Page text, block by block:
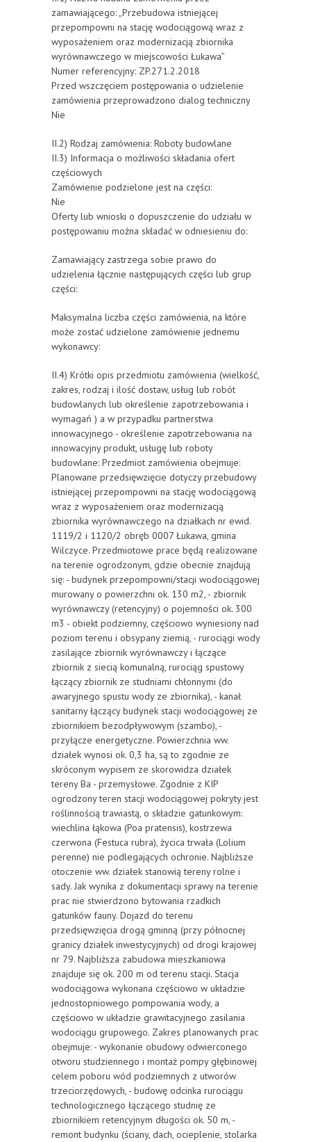
zamawiającego: „Przebudowa istniejącej
przepompowni na stację wodociągową wraz z
wyposażeniem oraz modernizacją zbiornika
wyrównawczego w miejscowości Łukawa”
Numer referencyjny: ZP.271.2.2018
Przed wszczęciem postępowania o udzielenie
zamówienia przeprowadzono dialog techniczny
Nie
II.2) Rodzaj zamówienia: Roboty budowlane
II.3) Informacja o możliwości składania ofert
częściowych
Zamówienie podzielone jest na części:
Nie
Oferty lub wnioski o dopuszczenie do udziału w
postępowaniu można składać w odniesieniu do:
Zamawiający zastrzega sobie prawo do
udzielenia łącznie następujących części lub grup
części:
Maksymalna liczba części zamówienia, na które
może zostać udzielone zamówienie jednemu
wykonawcy:
II.4) Krótki opis przedmiotu zamówienia (wielkość,
zakres, rodzaj i ilość dostaw, usług lub robót
budowlanych lub określenie zapotrzebowania i
wymagań ) a w przypadku partnerstwa
innowacyjnego - określenie zapotrzebowania na
innowacyjny produkt, usługę lub roboty
budowlane: Przedmiot zamówienia obejmuje:
Planowane przedsięwzięcie dotyczy przebudowy
istniejącej przepompowni na stację wodociągową
wraz z wyposażeniem oraz modernizacją
zbiornika wyrównawczego na działkach nr ewid.
1119/2 i 1120/2 obręb 0007 Łukawa, gmina
Wilczyce. Przedmiotowe prace będą realizowane
na terenie ogrodzonym, gdzie obecnie znajdują
się: - budynek przepompowni/stacji wodociągowej
murowany o powierzchni ok. 130 m2, - zbiornik
wyrównawczy (retencyjny) o pojemności ok. 300
m3 - obiekt podziemny, częściowo wyniesiony nad
poziom terenu i obsypany ziemią, - rurociągi wody
zasilające zbiornik wyrównawczy i łączące
zbiornik z siecią komunalną, rurociąg spustowy
łączący zbiornik ze studniami chłonnymi (do
awaryjnego spustu wody ze zbiornika), - kanał
sanitarny łączący budynek stacji wodociągowej ze
zbiornikiem bezodpływowym (szambo), -
przyłącze energetyczne. Powierzchnia ww.
działek wynosi ok. 0,3 ha, są to zgodnie ze
skróconym wypisem ze skorowidza działek
tereny Ba - przemysłowe. Zgodnie z KIP
ogrodzony teren stacji wodociągowej pokryty jest
roślinnością trawiastą, o składzie gatunkowym:
wiechlina łąkowa (Poa pratensis), kostrzewa
czerwona (Festuca rubra), życica trwała (Lolium
perenne) nie podlegających ochronie. Najbliższe
otoczenie ww. działek stanowią tereny rolne i
sady. Jak wynika z dokumentacji sprawy na terenie
prac nie stwierdzono bytowania rzadkich
gatunków fauny. Dojazd do terenu
przedsięwzięcia drogą gminną (przy północnej
granicy działek inwestycyjnych) od drogi krajowej
nr 79. Najbliższa zabudowa mieszkaniowa
znajduje się ok. 200 m od terenu stacji. Stacja
wodociągowa wykonana częściowo w układzie
jednostopniowego pompowania wody, a
częściowo w układzie grawitacyjnego zasilania
wodociągu grupowego. Zakres planowanych prac
obejmuje: - wykonanie obudowy odwierconego
otworu studziennego i montaż pompy głębinowej
celem poboru wód podziemnych z utworów
trzeciorzędowych, - budowę odcinka rurociągu
technologicznego łączącego studnię ze
zbiornikiem retencyjnym długości ok. 50 m, -
remont budynku (ściany, dach, ocieplenie, stolarka